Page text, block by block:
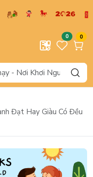
0 0
Đạt Hay Giàu Có Đều